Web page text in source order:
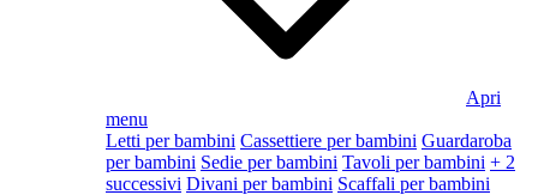
Apri
menu
Letti per bambini Cassettiere per bambini Guardaroba
per bambini Sedie per bambini Tavoli per bambini + 2
successivi Divani per bambini Scaffali per bambini